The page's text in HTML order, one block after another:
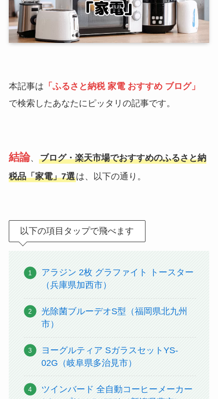
本記事は 「ふるさと納税 家電 おすすめ ブログ」
で検索したあなたにピッタリの記事です。
結論、 ブログ・楽天市場でおすすめのふるさと納
税品「家電」7選は、以下の通り。
以下の項目タップで飛べます
アラジン 2枚 グラファイト トースター
（兵庫県加西市）
光除菌ブルーデオS型（福岡県北九州
市）
ヨーグルティア SガラスセットYS-
02G（岐阜県多治見市）
ツインバード 全自動コーヒーメーカー